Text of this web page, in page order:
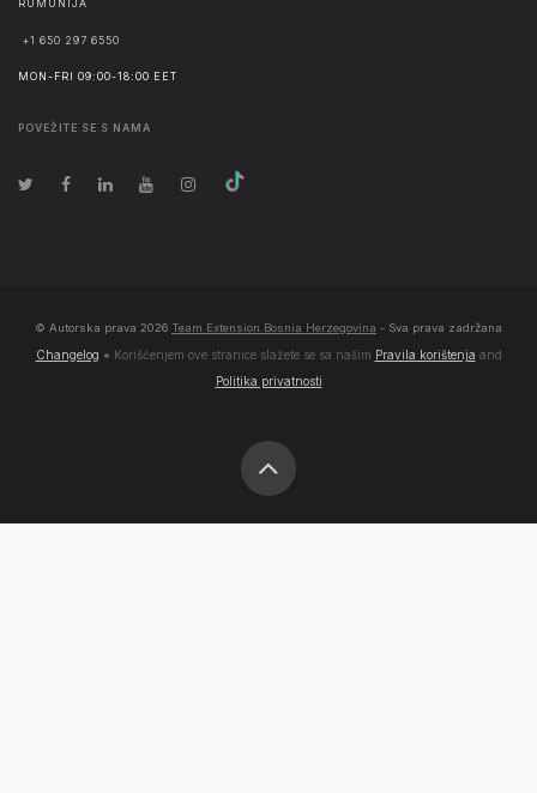
RUMUNIJA
+1 650 297 6550
MON-FRI 09:00-18:00 EET
POVEŽITE SE S NAMA
© Autorska prava 2026 Team Extension Bosnia Herzegovina - Sva prava zadržana
Changelog ● Korišćenjem ove stranice slažete se sa našim Pravila korištenja and
Politika privatnosti